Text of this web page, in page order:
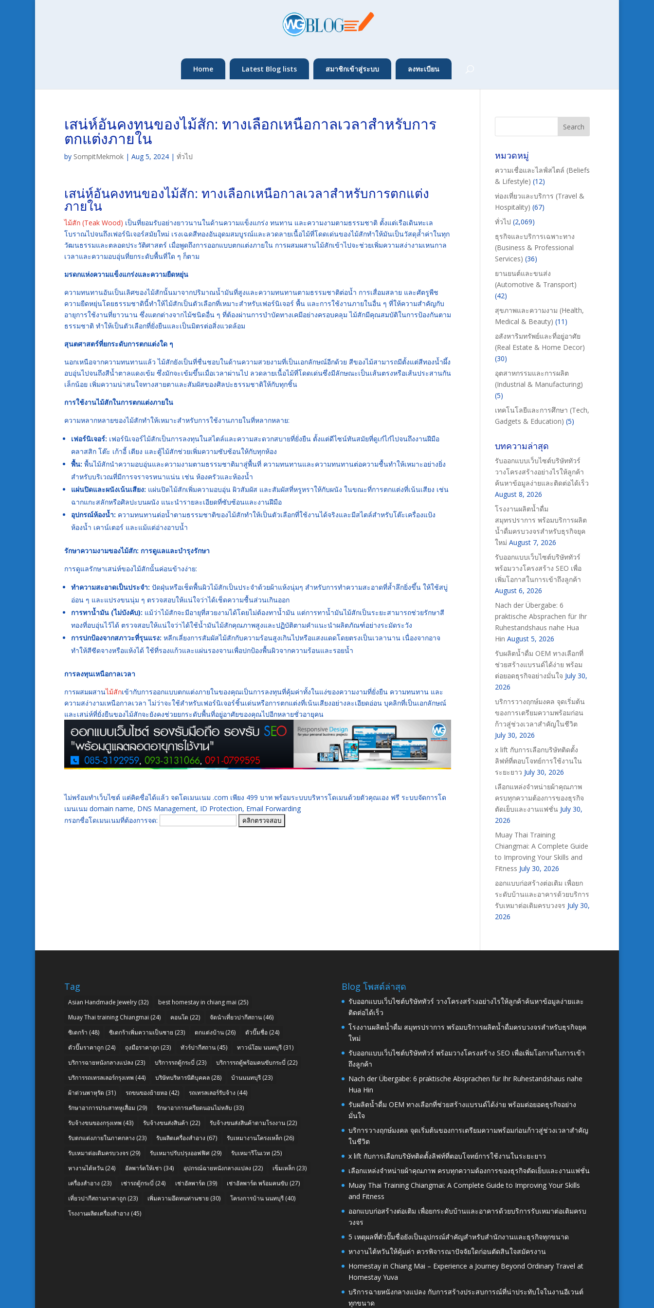
Home Latest Blog lists สมาชิกเข้าสู่ระบบ ลงทะเบียน
เสน่ห์อันคงทนของไม้สัก: ทางเลือกเหนือกาลเวลาสำหรับการ
ตกแต่งภายใน
by SompitMekmok | Aug 5, 2024 | ทั่วไป
เสน่ห์อันคงทนของไม้สัก: ทางเลือกเหนือกาลเวลาสำหรับการตกแต่ง
ภายใน
ไม้สัก (Teak Wood) เป็นที่ยอมรับอย่างยาวนานในด้านความแข็งแกร่ง ทนทาน และความงามตามธรรมชาติ ตั้งแต่เรือเดินทะเล
โบราณไปจนถึงเฟอร์นิเจอร์สมัยใหม่ เรงเฉดสีทองอันอุดมสมบูรณ์และลวดลายเนื้อไม้ที่โดดเด่นของไม้สักทำให้มันเป็นวัสดุล้ำค่าในทุก
วัฒนธรรมและตลอดประวัติศาสตร์ เมื่อพูดถึงการออกแบบตกแต่งภายใน การผสมผสานไม้สักเข้าไปจะช่วยเพิ่มความสง่างามเหนกาล
เวลาและความอบอุ่นที่ยกระดับพื้นที่ใด ๆ ก็ตาม
มรดกแห่งความแข็งแกร่งและความยืดหยุ่น
ความทนทานอันเป็นเลิศของไม้สักนั้นมาจากปริมาณน้ำมันที่สูงและความทนทานตามธรรมชาติต่อน้ำ การเสื่อมสลาย และศัตรูพืช
ความยืดหยุ่นโดยธรรมชาตินี้ทำให้ไม้สักเป็นตัวเลือกที่เหมาะสำหรับเฟอร์นิเจอร์ พื้น และการใช้งานภายในอื่น ๆ ที่ให้ความสำคัญกับ
อายุการใช้งานที่ยาวนาน ซึ่งแตกต่างจากไม้ชนิดอื่น ๆ ที่ต้องผ่านการบำบัดทางเคมีอย่างครอบคลุม ไม้สักมีคุณสมบัติในการป้องกันตาม
ธรรมชาติ ทำให้เป็นตัวเลือกที่ยั่งยืนและเป็นมิตรต่อสิ่งแวดล้อม
สุนตศาสตร์ที่ยกระดับการตกแต่งใด ๆ
นอกเหนือจากความทนทานแล้ว ไม้สักยังเป็นที่ชื่นชอบในด้านความสวยงามที่เป็นเอกลักษณ์อีกด้วย สีของไม้สามารถมีตั้งแต่สีทองน้ำผึ้ง
อบอุ่นไปจนถึงสีน้ำตาลแดงเข้ม ซึ่งมักจะเข้มขึ้นเมื่อเวลาผ่านไป ลวดลายเนื้อไม้ที่โดดเด่นซึ่งมีลักษณะเป็นเส้นตรงหรือเส้นประสานกัน
เล็กน้อย เพิ่มความน่าสนใจทางสายตาและสัมผัสของศิลปะธรรมชาติให้กับทุกชิ้น
การใช้งานไม้สักในการตกแต่งภายใน
ความหลากหลายของไม้สักทำให้เหมาะสำหรับการใช้งานภายในที่หลากหลาย:
เฟอร์นิเจอร์: เฟอร์นิเจอร์ไม้สักเป็นการลงทุนในสไตล์และความสะดวกสบายที่ยั่งยืน ตั้งแต่ดีไซน์ทันสมัยที่ดูเก๋ไก๋ไปจนถึงงานฝีมือ
คลาสสิก โต๊ะ เก้าอี้ เตียง และตู้ไม้สักช่วยเพิ่มความซับซ้อนให้กับทุกห้อง
พื้น: พื้นไม้สักนำความอบอุ่นและความงามตามธรรมชาติมาสู่พื้นที่ ความทนทานและความทนทานต่อความชื้นทำให้เหมาะอย่างยิ่ง
สำหรับบริเวณที่มีการจราจรหนาแน่น เช่น ห้องครัวและห้องน้ำ
แผ่นปิดและผนังเน้นเสียง: แผ่นปิดไม้สักเพิ่มความอบอุ่น ผิวสัมผัส และสัมผัสที่หรูหราให้กับผนัง ในขณะที่การตกแต่งที่เน้นเสียง เช่น
ฉากแกะสลักหรือศิลปะบนผนัง แนะนำรายละเอียดที่ซับซ้อนและงานฝีมือ
อุปกรณ์ห้องน้ำ: ความทนทานต่อน้ำตามธรรมชาติของไม้สักทำให้เป็นตัวเลือกที่ใช้งานได้จริงและมีสไตล์สำหรับโต๊ะเครื่องแป้ง
ห้องน้ำ เคาน์เตอร์ และแม้แต่อ่างอาบน้ำ
รักษาความงามของไม้สัก: การดูแลและบำรุงรักษา
การดูแลรักษาเสน่ห์ของไม้สักนั้นค่อนข้างง่าย:
ทำความสะอาดเป็นประจำ: ปัดฝุ่นหรือเช็ดพื้นผิวไม้สักเป็นประจำด้วยผ้าแห้งนุ่มๆ สำหรับการทำความสะอาดที่ล้ำลึกยิ่งขึ้น ให้ใช้สบู่
อ่อน ๆ และแปรงขนนุ่ม ๆ ตรวจสอบให้แน่ใจว่าได้เช็ดความชื้นส่วนเกินออก
การทาน้ำมัน (ไม่บังคับ): แม้ว่าไม้สักจะมีอายุที่สวยงามได้โดยไม่ต้องทาน้ำมัน แต่การทาน้ำมันไม้สักเป็นระยะสามารถช่วยรักษาสี
ทองที่อบอุ่นไว้ได้ ตรวจสอบให้แน่ใจว่าได้ใช้น้ำมันไม้สักคุณภาพสูงและปฏิบัติตามคำแนะนำผลิตภัณฑ์อย่างระมัดระวัง
การปกป้องจากสภาวะที่รุนแรง: หลีกเลี่ยงการสัมผัสไม้สักกับความร้อนสูงเกินไปหรือแสงแดดโดยตรงเป็นเวลานาน เนื่องจากอาจ
ทำให้สีซีดจางหรือแห้งได้ ใช้ที่รองแก้วและแผ่นรองจานเพื่อปกป้องพื้นผิวจากความร้อนและรอยน้ำ
การลงทุนเหนือกาลเวลา
การผสมผสานไม้สักเข้ากับการออกแบบตกแต่งภายในของคุณเป็นการลงทุนที่คุ้มค่าทั้งในแง่ของความงามที่ยั่งยืน ความทนทาน และ
ความสง่างามเหนือกาลเวลา ไม่ว่าจะใช้สำหรับเฟอร์นิเจอร์ชิ้นเด่นหรือการตกแต่งที่เน้นเสียงอย่างละเอียดอ่อน บุคลิกที่เป็นเอกลักษณ์
และเสน่ห์ที่ยั่งยืนของไม้สักจะยังคงช่วยยกระดับพื้นที่อยู่อาศัยของคุณไปอีกหลายชั่วอายุคน
ไม่พร้อมทำเว็บไซต์ แต่คิดชื่อได้แล้ว จดโดเมนเนม .com เพียง 499 บาท พร้อมระบบบริหารโดเมนด้วยตัวคุณเอง ฟรี ระบบจัดการโด
เมนเนม domain name, DNS Management, ID Protection, Email Forwarding
กรอกชื่อโดเมนเนมที่ต้องการจด:
หมวดหมู่
ความเชื่อและไลฟ์สไตล์ (Beliefs
& Lifestyle) (12)
ท่องเที่ยวและบริการ (Travel &
Hospitality) (67)
ทั่วไป (2,069)
ธุรกิจและบริการเฉพาะทาง
(Business & Professional
Services) (36)
ยานยนต์และขนส่ง
(Automotive & Transport)
(42)
สุขภาพและความงาม (Health,
Medical & Beauty) (11)
อสังหาริมทรัพย์และที่อยู่อาศัย
(Real Estate & Home Decor)
(30)
อุตสาหกรรมและการผลิต
(Industrial & Manufacturing)
(5)
เทคโนโลยีและการศึกษา (Tech,
Gadgets & Education) (5)
บทความล่าสุด
รับออกแบบเว็บไซต์บริษัททัวร์
วางโครงสร้างอย่างไรให้ลูกค้า
ค้นหาข้อมูลง่ายและติดต่อได้เร็ว
August 8, 2026
โรงงานผลิตน้ำดื่ม
สมุทรปราการ พร้อมบริการผลิต
น้ำดื่มครบวงจรสำหรับธุรกิจยุค
ใหม่ August 7, 2026
รับออกแบบเว็บไซต์บริษัททัวร์
พร้อมวางโครงสร้าง SEO เพื่อ
เพิ่มโอกาสในการเข้าถึงลูกค้า
August 6, 2026
Nach der Übergabe: 6
praktische Absprachen für Ihr
Ruhestandshaus nahe Hua
Hin August 5, 2026
รับผลิตน้ำดื่ม OEM ทางเลือกที่
ช่วยสร้างแบรนด์ได้ง่าย พร้อม
ต่อยอดธุรกิจอย่างมั่นใจ July 30,
2026
บริการวางฤกษ์มงคล จุดเริ่มต้น
ของการเตรียมความพร้อมก่อน
ก้าวสู่ช่วงเวลาสำคัญในชีวิต
July 30, 2026
x lift กับการเลือกบริษัทติดตั้ง
ลิฟท์ที่ตอบโจทย์การใช้งานใน
ระยะยาว July 30, 2026
เลือกแหล่งจำหน่ายผ้าคุณภาพ
ครบทุกความต้องการของธุรกิจ
ตัดเย็บและงานแฟชั่น July 30,
2026
Muay Thai Training
Chiangmai: A Complete Guide
to Improving Your Skills and
Fitness July 30, 2026
ออกแบบก่อสร้างต่อเติม เพื่อยก
ระดับบ้านและอาคารด้วยบริการ
รับเหมาต่อเติมครบวงจร July 30,
2026
Tag
Asian Handmade Jewelry (32) best homestay in chiang mai (25)
Muay Thai training Chiangmai (24) คอนโด (22) จัดนำเที่ยวปากีสถาน (46)
ซิเดกร้า (48) ซิเดกร้าเพิ่มความเป็นชาย (23) ตกแต่งบ้าน (26) ตัวปั๊มชื่อ (24)
ตัวปั๊มราคาถูก (24) ถุงมือราคาถูก (23) ทัวร์ปากีสถาน (45) ทาวน์โฮม นนทบุรี (31)
บริการฉายหนังกลางแปลง (23) บริการรถตู้กระบี่ (23) บริการรถตู้พร้อมคนขับกระบี่ (22)
บริการรถเทรลเลอร์กรุงเทพ (44) บริษัทบริหารนิติบุคคล (28) บ้านนนทบุรี (23)
ผ้าต่วนพาหุรัด (31) รถขนของย้ายหอ (42) รถเทรลเลอร์รับจ้าง (44)
รักษาอาการประสาทหูเสื่อม (29) รักษาอาการเครียดนอนไม่หลับ (33)
รับจ้างขนของกรุงเทพ (43) รับจ้างขนส่งสินค้า (22) รับจ้างขนส่งสินค้าตามโรงงาน (22)
รับตกแต่งภายในภาคกลาง (23) รับผลิตเครื่องสำอาง (67) รับเหมางานโครงเหล็ก (26)
รับเหมาต่อเติมครบวงจร (29) รับเหมาปรับปรุงออฟฟิศ (29) รับเหมารีโนเวท (25)
หางานไต้หวัน (24) อัลพาร์ดให้เช่า (34) อุปกรณ์ฉายหนังกลางแปลง (22) เข็มเหล็ก (23)
เครื่องสำอาง (23) เช่ารถตู้กระบี่ (24) เช่าอัลพาร์ด (39) เช่าอัลพาร์ด พร้อมคนขับ (27)
เที่ยวปากีสถานราคาถูก (23) เพิ่มความอึดทนท่านชาย (30) โครงการบ้าน นนทบุรี (40)
โรงงานผลิตเครื่องสำอาง (45)
Blog โพสต์ล่าสุด
รับออกแบบเว็บไซต์บริษัททัวร์ วางโครงสร้างอย่างไรให้ลูกค้าค้นหาข้อมูลง่ายและ
ติดต่อได้เร็ว
โรงงานผลิตน้ำดื่ม สมุทรปราการ พร้อมบริการผลิตน้ำดื่มครบวงจรสำหรับธุรกิจยุค
ใหม่
รับออกแบบเว็บไซต์บริษัททัวร์ พร้อมวางโครงสร้าง SEO เพื่อเพิ่มโอกาสในการเข้า
ถึงลูกค้า
Nach der Übergabe: 6 praktische Absprachen für Ihr Ruhestandshaus nahe
Hua Hin
รับผลิตน้ำดื่ม OEM ทางเลือกที่ช่วยสร้างแบรนด์ได้ง่าย พร้อมต่อยอดธุรกิจอย่าง
มั่นใจ
บริการวางฤกษ์มงคล จุดเริ่มต้นของการเตรียมความพร้อมก่อนก้าวสู่ช่วงเวลาสำคัญ
ในชีวิต
x lift กับการเลือกบริษัทติดตั้งลิฟท์ที่ตอบโจทย์การใช้งานในระยะยาว
เลือกแหล่งจำหน่ายผ้าคุณภาพ ครบทุกความต้องการของธุรกิจตัดเย็บและงานแฟชั่น
Muay Thai Training Chiangmai: A Complete Guide to Improving Your Skills
and Fitness
ออกแบบก่อสร้างต่อเติม เพื่อยกระดับบ้านและอาคารด้วยบริการรับเหมาต่อเติมครบ
วงจร
5 เหตุผลที่ตัวปั๊มชื่อยังเป็นอุปกรณ์สำคัญสำหรับสำนักงานและธุรกิจทุกขนาด
หางานไต้หวันให้คุ้มค่า ควรพิจารณาปัจจัยใดก่อนตัดสินใจสมัครงาน
Homestay in Chiang Mai – Experience a Journey Beyond Ordinary Travel at
Homestay Yuva
บริการฉายหนังกลางแปลง กับการสร้างประสบการณ์ที่น่าประทับใจในงานอีเวนต์
ทุกขนาด